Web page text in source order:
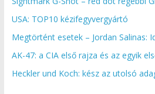
USA: TOP10 kézifegyvergyártó
Megtörtént esetek – Jordan Salinas:
AK-47: a CIA első rajza és az egyik
Heckler und Koch: kész az utolsó